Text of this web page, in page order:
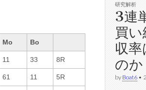
Mo Bo
11 33 8R
61 11 5R
研究解析
3連
買
収
のか
by Boat6 •